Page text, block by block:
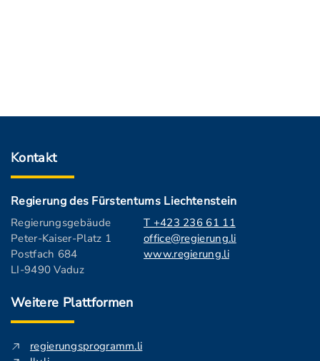
Kontakt
Regierung des Fürstentums Liechtenstein
Regierungsgebäude
Peter-Kaiser-Platz 1
Postfach 684
LI-9490 Vaduz
T +423 236 61 11
office@regierung.li
www.regierung.li
Weitere Plattformen
regierungsprogramm.li